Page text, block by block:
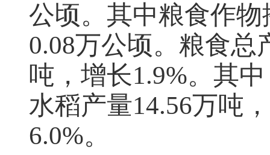
公顷。其中粮食作
0.08万公顷。粮食总
吨，增长1.9%。其
水稻产量14.56万吨
6.0%。